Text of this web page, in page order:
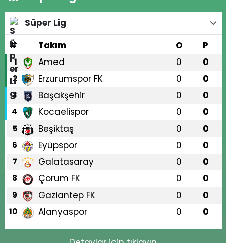
Süper Lig
#
Takım O P
1 Amed 0 0
2 Erzurumspor FK 0 0
3 Başakşehir 0 0
4 Kocaelispor 0 0
5 Beşiktaş 0 0
6 Eyüpspor 0 0
7 Galatasaray 0 0
8 Çorum FK 0 0
9 Gaziantep FK 0 0
10 Alanyaspor 0 0